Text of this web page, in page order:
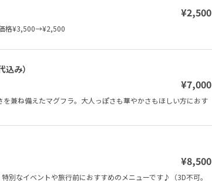
¥2,500
格¥3,500→¥2,500
み）
¥7,000
兼ね備えたマグフラ。大人っぽさも華やかさもほしい方におす
¥8,500
別なイベントや旅行前におすすめのメニューです♪（3D不可。